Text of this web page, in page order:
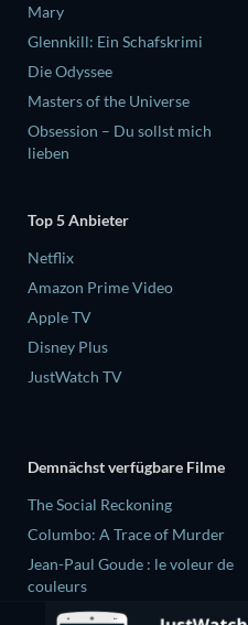
Mary
Glennkill: Ein Schafskrimi
Die Odyssee
Masters of the Universe
Obsession – Du sollst mich
lieben
Top 5 Anbieter
Netflix
Amazon Prime Video
Apple TV
Disney Plus
JustWatch TV
Demnächst verfügbare Filme
The Social Reckoning
Columbo: A Trace of Murder
Jean-Paul Goude : le voleur de
couleurs
Destroy All Girls